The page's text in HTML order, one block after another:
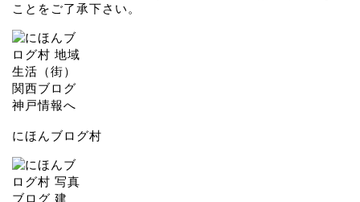
ことをご了承下さい。
にほんブログ村